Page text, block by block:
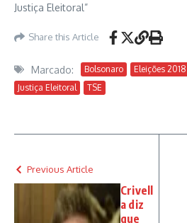
Justiça Eleitoral”
Share this Article
Marcado: Bolsonaro Eleições 2018
Justiça Eleitoral
TSE
Previous Article
Crivell
a diz
que